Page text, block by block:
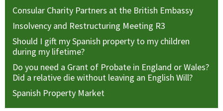
Consular Charity Partners at the British Embassy
Insolvency and Restructuring Meeting R3
Should I gift my Spanish property to my children
during my lifetime?
Do you need a Grant of Probate in England or Wales?
Did a relative die without leaving an English Will?
Spanish Property Market